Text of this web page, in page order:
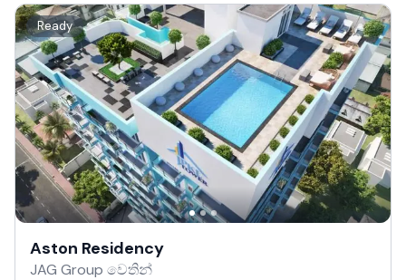
Ready
Aston Residency
JAG Group වෙතින්